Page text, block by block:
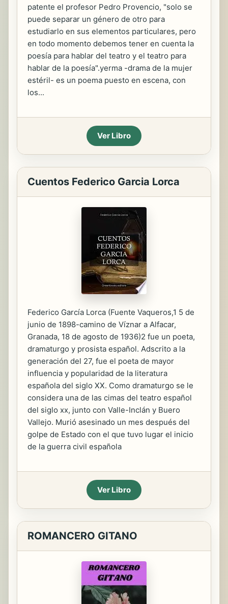
patente el profesor Pedro Provencio, "solo se
puede separar un género de otro para
estudiarlo en sus elementos particulares, pero
en todo momento debemos tener en cuenta la
poesía para hablar del teatro y el teatro para
hablar de la poesía".yerma -drama de la mujer
estéril- es un poema puesto en escena, con
los...
Ver Libro
Cuentos Federico Garcia Lorca
Federico García Lorca (Fuente Vaqueros,1​ 5 de
junio de 1898-camino de Víznar a Alfacar,
Granada, 18 de agosto de 1936)2​ fue un poeta,
dramaturgo y prosista español. Adscrito a la
generación del 27, fue el poeta de mayor
influencia y popularidad de la literatura
española del siglo XX. Como dramaturgo se le
considera una de las cimas del teatro español
del siglo xx, junto con Valle-Inclán y Buero
Vallejo. Murió asesinado un mes después del
golpe de Estado con el que tuvo lugar el inicio
de la guerra civil española
Ver Libro
ROMANCERO GITANO